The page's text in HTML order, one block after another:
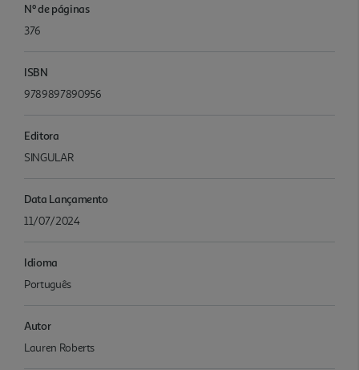
Nº de páginas
376
ISBN
9789897890956
Editora
SINGULAR
Data Lançamento
11/07/2024
Idioma
Português
Autor
Lauren Roberts